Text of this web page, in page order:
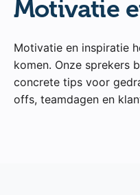
Motivatie
Motivatie en inspiratie
komen. Onze sprekers
concrete tips voor
offs, teamdagen en